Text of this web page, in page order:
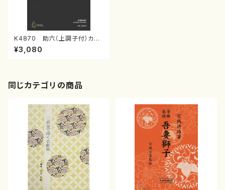
K4870 助六（上調子付）カラ
ー楽譜 (長唄唄譜、三弦譜/杵屋
彌之介(青柳茂三）/青柳三絃楽
¥3,080
同じカテゴリの商品